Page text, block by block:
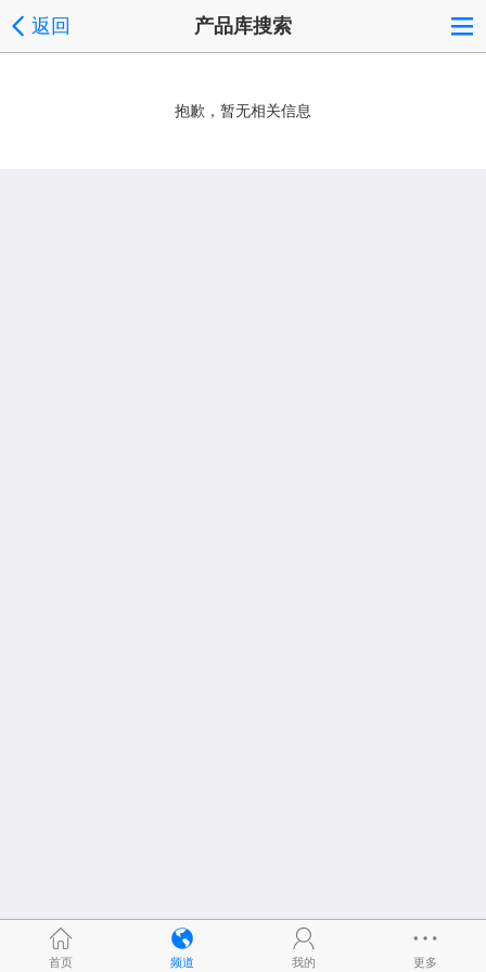
返回 产品库搜索
抱歉，暂无相关信息
首页 频道 我的 更多